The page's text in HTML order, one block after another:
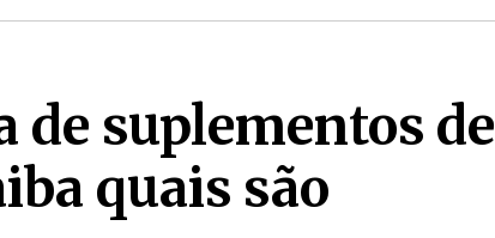
de suplementos de
quais são